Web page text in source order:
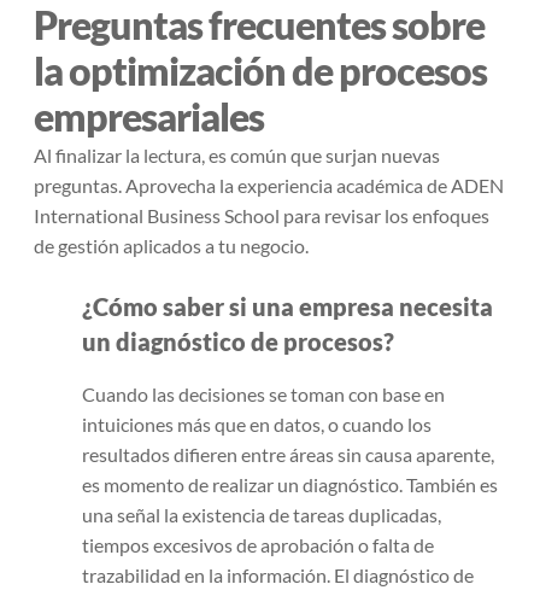
Preguntas frecuentes sobre
la optimización de procesos
empresariales
Al finalizar la lectura, es común que surjan nuevas
preguntas. Aprovecha la experiencia académica de ADEN
International Business School para revisar los enfoques
de gestión aplicados a tu negocio.
¿Cómo saber si una empresa necesita
un diagnóstico de procesos?
Cuando las decisiones se toman con base en
intuiciones más que en datos, o cuando los
resultados difieren entre áreas sin causa aparente,
es momento de realizar un diagnóstico. También es
una señal la existencia de tareas duplicadas,
tiempos excesivos de aprobación o falta de
trazabilidad en la información. El diagnóstico de